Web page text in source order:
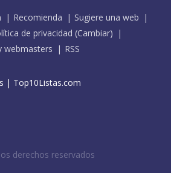
Recomienda
Sugiere una web
de privacidad (Cambiar)
webmasters RSS
| Top10Listas.com
derechos reservados